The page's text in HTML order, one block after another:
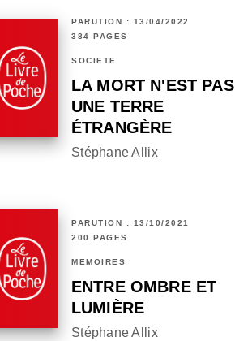
PARUTION : 13/04/2022
384 PAGES
SOCIÉTÉ
LA MORT N'EST PAS
UNE TERRE
ÉTRANGÈRE
Stéphane Allix
PARUTION : 13/10/2021
200 PAGES
MÉMOIRES
ENTRE OMBRE ET
LUMIÈRE
Stéphane Allix